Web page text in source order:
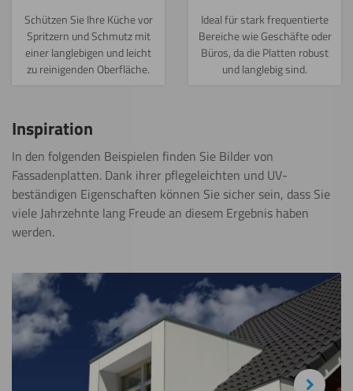
Schützen Sie Ihre Küche vor
Spritzern und Schmutz mit
einer langlebigen und leicht
zu reinigenden Oberfläche.
Ideal für stark frequentierte
Bereiche wie Geschäfte oder
Büros, da die Platten robust
und langlebig sind.
Inspiration
In den folgenden Beispielen finden Sie Bilder von
Fassadenplatten. Dank ihrer pflegeleichten und UV-
beständigen Eigenschaften können Sie sicher sein, dass Sie
viele Jahrzehnte lang Freude an diesem Ergebnis haben
werden.
Next